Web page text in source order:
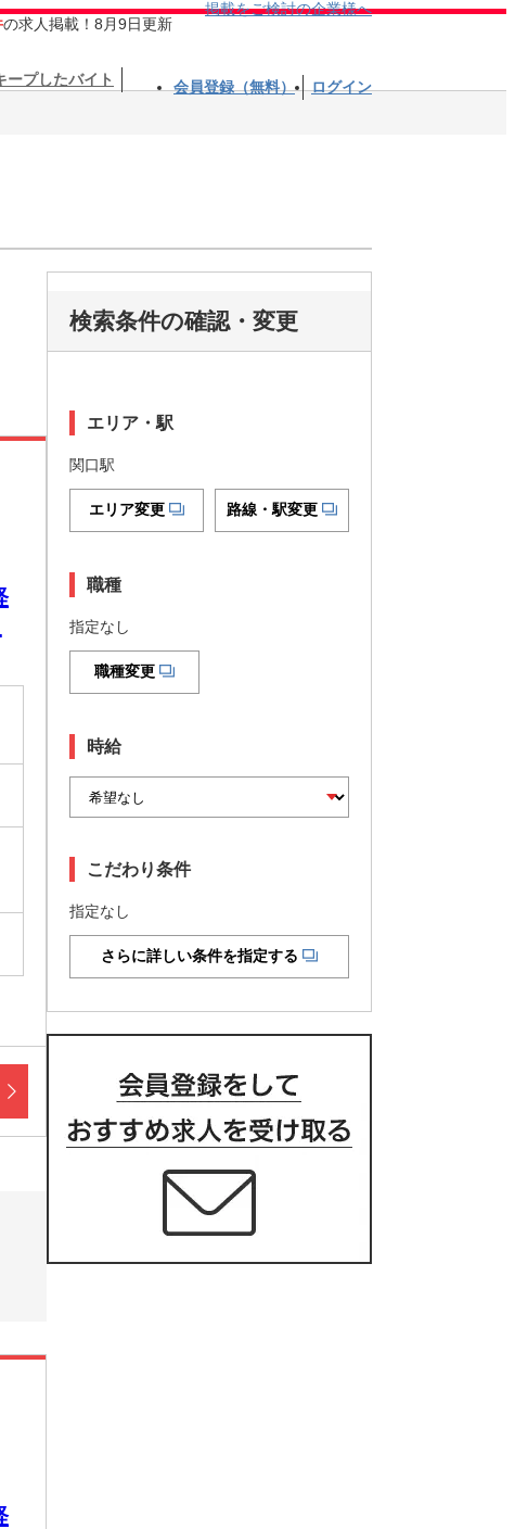
の求人掲載！8月9日更新
掲載をご検討の企業様へ
ープしたバイト 会員登録（無料） ログイン
検索条件の確認・変更
エリア・駅
関口駅
エリア変更 路線・駅変更
職種
指定なし
職種変更
時給
こだわり条件
指定なし
さらに詳しい条件を指定する